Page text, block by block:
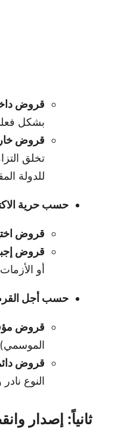
قروض
بشكل
قروض
تخلق
للدولة
حسب حرية
قروض
قروض
أو
حسب أجل
قروض
الموسمي)
قروض
النوع
ثانياً: إصدار